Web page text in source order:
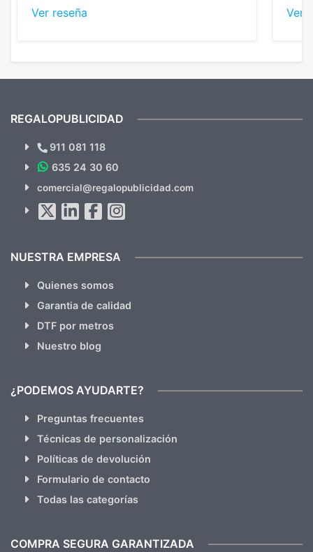
diferencia, con libretas de muy buena calidad
Ver reseña Ver
¿Quieres ver nuestras últimas
Novedades y Ofertas?
hacemos Spam)
REGALOPUBLICIDAD
911 081 118
635 24 30 60
comercial@regalopublicidad.com
NUESTRA EMPRESA
Quienes somos
Garantia de calidad
DTF por metros
Nuestro blog
¿PODEMOS AYUDARTE?
Preguntas frecuentes
Técnicas de personalización
Políticas de devolución
Formulario de contacto
Todas las categorías
COMPRA SEGURA GARANTIZADA